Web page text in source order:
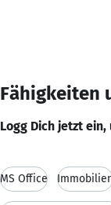
Fähigkeiten
Logg Dich jetzt
MS Office